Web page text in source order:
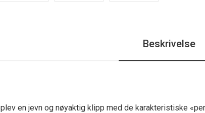
Beskrivelse
en jevn og nøyaktig klipp med de karakteristiske